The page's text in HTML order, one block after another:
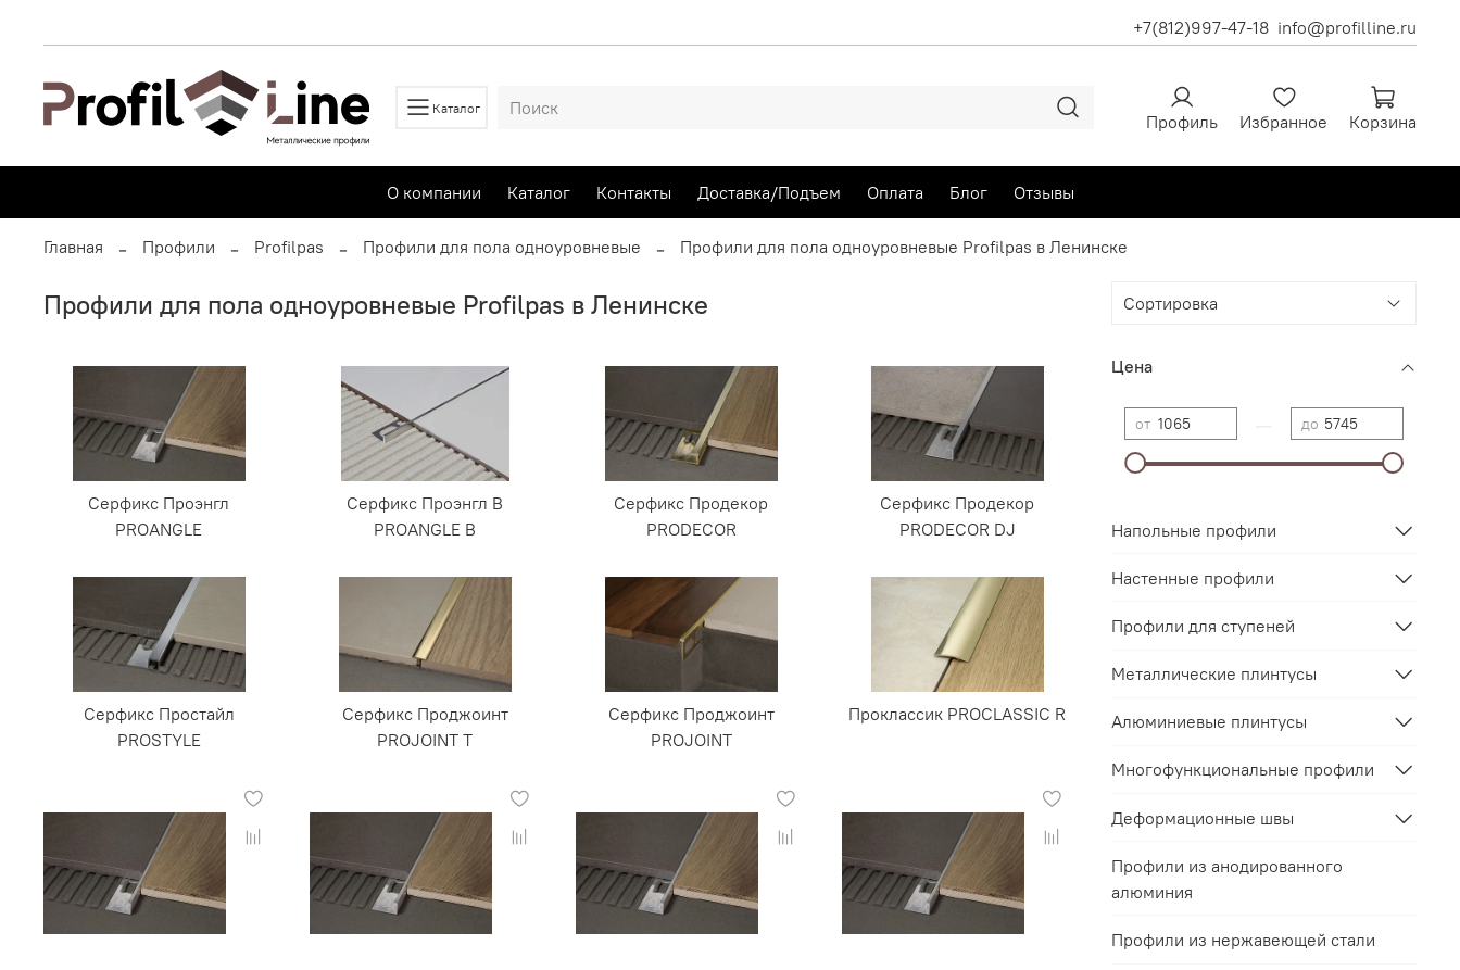
+7(812)997-47-18 info@profilline.ru
Каталог
Профиль Избранное Корзина
О компании Каталог Контакты Доставка/Подъем Оплата Блог Отзывы
Главная Профили Profilpas Профили для пола одноуровневые Профили для пола одноуровневые Profilpas в Ленинске
Профили для пола одноуровневые Profilpas в Ленинске
Серфикс Проэнгл
PROANGLE
Серфикс Проэнгл В
PROANGLE B
Серфикс Продекор
PRODECOR
Серфикс Продекор
PRODECOR DJ
Серфикс Простайл
PROSTYLE
Серфикс Проджоинт
PROJOINT T
Серфикс Проджоинт
PROJOINT
Проклассик PROCLASSIC R
Цена
от до
Напольные профили
Настенные профили
Профили для ступеней
Металлические плинтусы
Алюминиевые плинтусы
Многофункциональные профили
Деформационные швы
Профили из анодированного
алюминия
Профили из нержавеющей стали